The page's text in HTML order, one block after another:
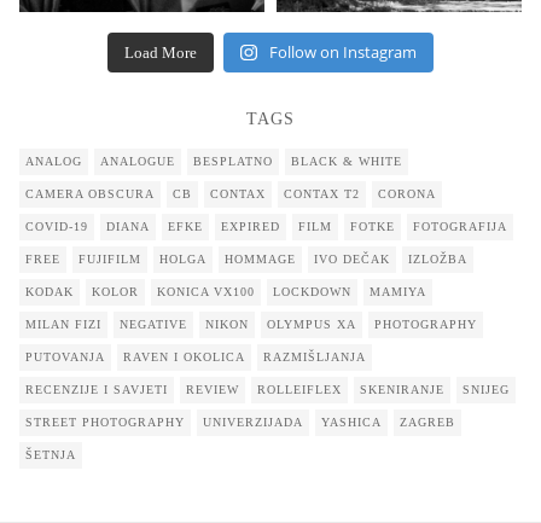
Load More Follow on Instagram
TAGS
ANALOG ANALOGUE BESPLATNO BLACK & WHITE
CAMERA OBSCURA CB CONTAX CONTAX T2 CORONA
COVID-19 DIANA EFKE EXPIRED FILM FOTKE FOTOGRAFIJA
FREE FUJIFILM HOLGA HOMMAGE IVO DEČAK IZLOŽBA
KODAK KOLOR KONICA VX100 LOCKDOWN MAMIYA
MILAN FIZI NEGATIVE NIKON OLYMPUS XA PHOTOGRAPHY
PUTOVANJA RAVEN I OKOLICA RAZMIŠLJANJA
RECENZIJE I SAVJETI REVIEW ROLLEIFLEX SKENIRANJE SNIJEG
STREET PHOTOGRAPHY UNIVERZIJADA YASHICA ZAGREB
ŠETNJA